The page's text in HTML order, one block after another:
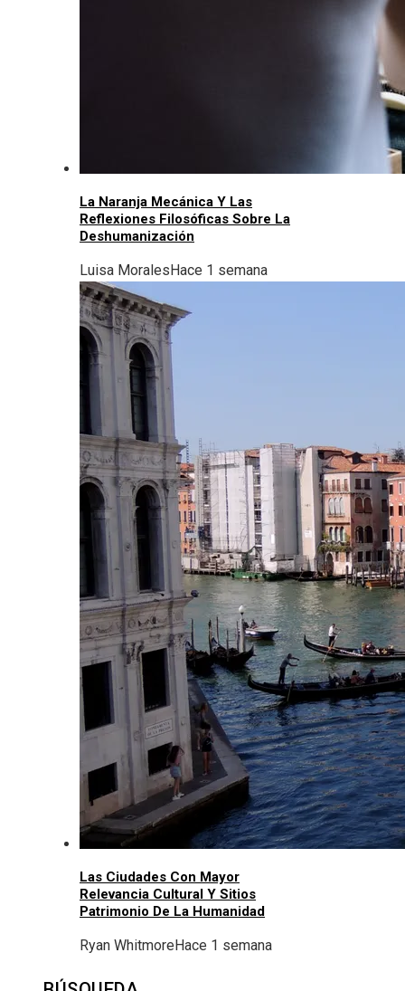
La Naranja Mecánica Y Las
Reflexiones Filosóficas Sobre La
Deshumanización
Luisa MoralesHace 1 semana
Las Ciudades Con Mayor
Relevancia Cultural Y Sitios
Patrimonio De La Humanidad
Ryan WhitmoreHace 1 semana